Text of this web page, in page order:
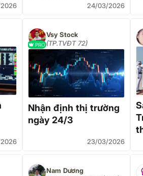
24/03/2026
PRO
Vsy Stock
(TP.TVĐT 72)
Nhận định thị trường
ngày 24/3
23/03/2026
Nam Dương